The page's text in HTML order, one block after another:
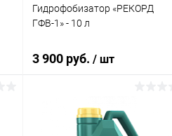
Гидрофобизатор «РЕКОРД
ГФВ-1» - 10 л
3 900 руб. / шт
В корзину